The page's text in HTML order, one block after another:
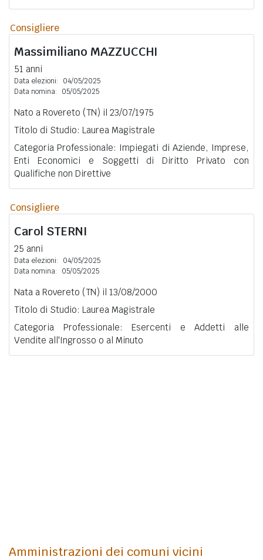
Consigliere
Massimiliano MAZZUCCHI
51 anni
Data elezioni:
04/05/2025
Data nomina:
05/05/2025
Nato a Rovereto (TN) il 23/07/1975
Titolo di Studio: Laurea Magistrale
Categoria Professionale: Impiegati di Aziende, Imprese,
Enti Economici e Soggetti di Diritto Privato con
Qualifiche non Direttive
Consigliere
Carol STERNI
25 anni
Data elezioni:
04/05/2025
Data nomina:
05/05/2025
Nata a Rovereto (TN) il 13/08/2000
Titolo di Studio: Laurea Magistrale
Categoria Professionale: Esercenti e Addetti alle
Vendite all'Ingrosso o al Minuto
Amministrazioni dei comuni vicini